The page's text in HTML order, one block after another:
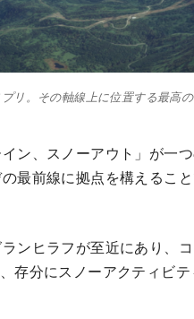
リ。その軸線上に位置する最高の
ン、スノーアウト」が一つ
最前線に拠点を構えるこ
ンヒラフが至近にあり、
存分にスノーアクティビ